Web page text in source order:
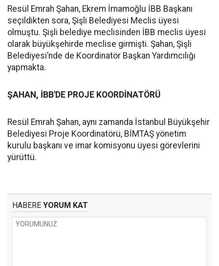
Resül Emrah Şahan, Ekrem İmamoğlu İBB Başkanı
seçildikten sora, Şişli Belediyesi Meclis üyesi
olmuştu. Şişli belediye meclisinden İBB meclis üyesi
olarak büyükşehirde meclise girmişti. Şahan, Şişli
Belediyesi’nde de Koordinatör Başkan Yardımcılığı
yapmakta.
ŞAHAN, İBB'DE PROJE KOORDİNATÖRÜ
Resül Emrah Şahan, aynı zamanda İstanbul Büyükşehir
Belediyesi Proje Koordinatörü, BİMTAŞ yönetim
kurulu başkanı ve imar komisyonu üyesi görevlerini
yürüttü.
HABERE YORUM KAT